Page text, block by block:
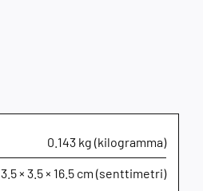
0.143 kg (kilogramma)
3.5 × 3.5 × 16.5 cm (senttimetri)